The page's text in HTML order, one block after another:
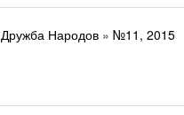
Дружба Народов » №11, 2015